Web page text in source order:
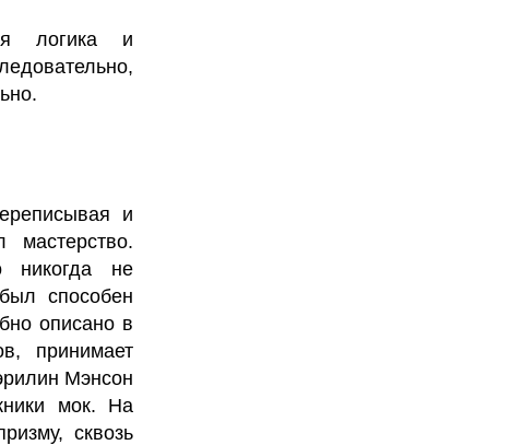
логика и
и
мастерство.
никогда не
способен
описано в
принимает
Мэнсон
мок. На
сквозь